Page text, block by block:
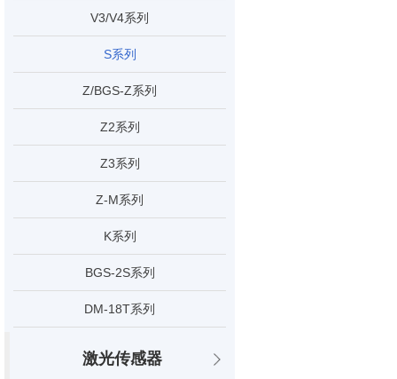
V3/V4系列
S系列
Z/BGS-Z系列
Z2系列
Z3系列
Z-M系列
K系列
BGS-2S系列
DM-18T系列
激光传感器